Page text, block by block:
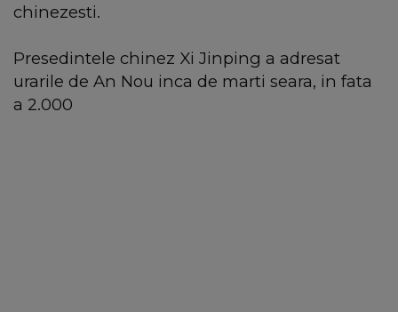
chinezesti.
Presedintele chinez Xi Jinping a adresat
urarile de An Nou inca de marti seara, in fata
a 2.000